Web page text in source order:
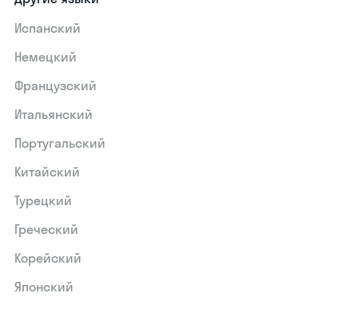
Испанский
Немецкий
Французский
Итальянский
Португальский
Китайский
Турецкий
Греческий
Корейский
Японский